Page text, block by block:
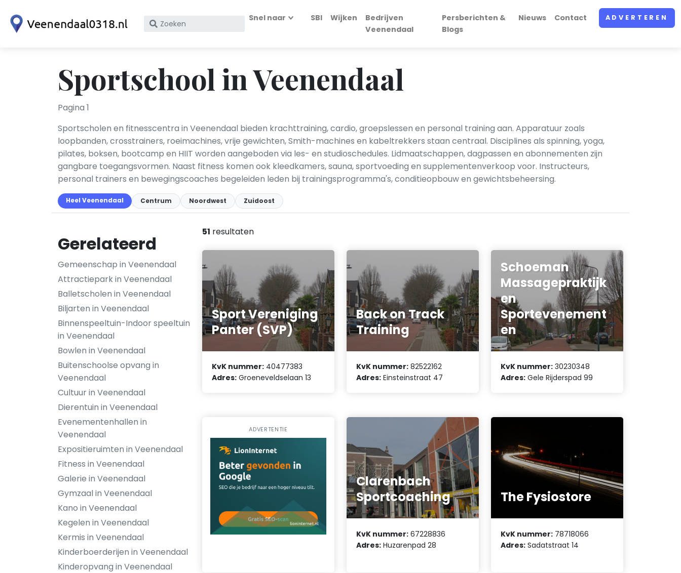
Zoek
KvK
nummer
Snel naar SBI Wijken
Bedrijven
Veenendaal
Persberichten &
Blogs
Nieuws Contact ADVERTEREN
Sportschool in Veenendaal
Pagina 1
Sportscholen en fitnesscentra in Veenendaal bieden krachttraining, cardio, groepslessen en personal training aan. Apparatuur zoals
loopbanden, crosstrainers, roeimachines, vrije gewichten, Smith-machines en kabeltrekkers staan centraal. Disciplines als spinning, yoga,
pilates, boksen, bootcamp en HIIT worden aangeboden via les- en studioschedules. Lidmaatschappen, dagpassen en abonnementen zijn
gangbare toegangsvormen. Naast fitness komen ook kleedkamers, sauna, sportvoeding en supplementenverkoop voor. Instructeurs,
personal trainers en bewegingscoaches begeleiden leden bij trainingsprogramma's, conditieopbouw en gewichtsbeheersing.
Heel Veenendaal Centrum Noordwest Zuidoost
Gerelateerd
Gemeenschap in Veenendaal
Attractiepark in Veenendaal
Balletscholen in Veenendaal
Biljarten in Veenendaal
Binnenspeeltuin-Indoor speeltuin
in Veenendaal
Bowlen in Veenendaal
Buitenschoolse opvang in
Veenendaal
Cultuur in Veenendaal
Dierentuin in Veenendaal
Evenementenhallen in
Veenendaal
Expositieruimten in Veenendaal
Fitness in Veenendaal
Galerie in Veenendaal
Gymzaal in Veenendaal
Kano in Veenendaal
Kegelen in Veenendaal
Kermis in Veenendaal
Kinderboerderijen in Veenendaal
Kinderopvang in Veenendaal
51 resultaten
Sport Vereniging
Panter (SVP)
KvK nummer: 40477383
Adres: Groeneveldselaan 13
Back on Track
Training
KvK nummer: 82522162
Adres: Einsteinstraat 47
Schoeman
Massagepraktijk
en
Sportevenement
en
KvK nummer: 30230348
Adres: Gele Rijderspad 99
ADVERTENTIE
Clarenbach
Sportcoaching
KvK nummer: 67228836
Adres: Huzarenpad 28
The Fysiostore
KvK nummer: 78718066
Adres: Sadatstraat 14